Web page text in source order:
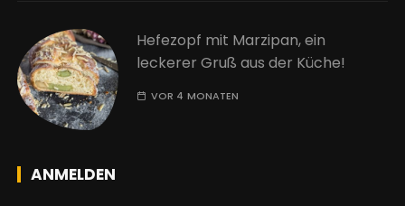
Hefezopf mit Marzipan, ein
leckerer Gruß aus der Küche!
VOR 4 MONATEN
ANMELDEN